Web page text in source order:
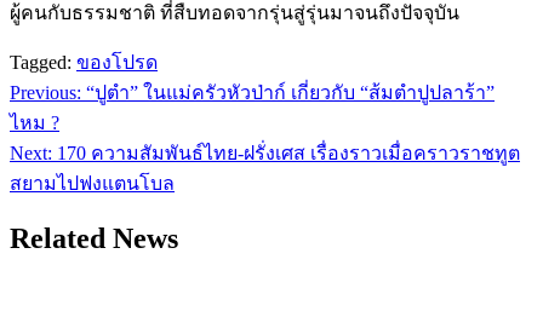
ผู้คนกับธรรมชาติ ที่สืบทอดจากรุ่นสู่รุ่นมาจนถึงปัจจุบัน
Tagged: ของโปรด
แนะแนว
เรื่อง
Previous: “ปูตำ” ในแม่ครัวหัวป่าก์ เกี่ยวกับ “ส้มตำปูปลาร้า”
ไหม ?
Next: 170 ความสัมพันธ์ไทย-ฝรั่งเศส เรื่องราวเมื่อคราวราชทูต
สยามไปฟงแตนโบล
Related News